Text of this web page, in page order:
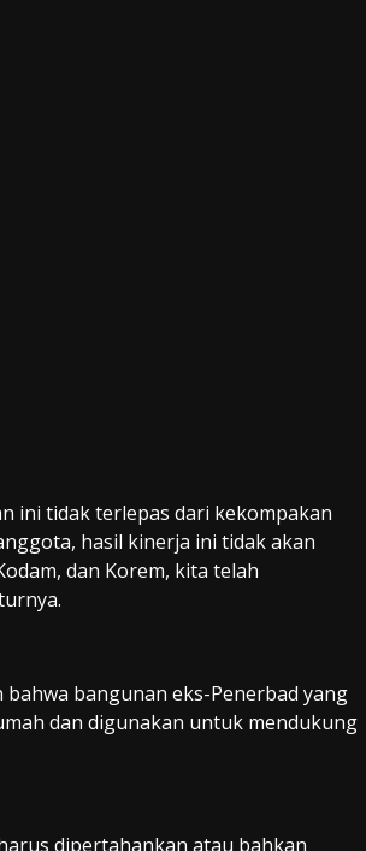
ini tidak terlepas dari kekompakan
hasil kinerja ini tidak akan
dan Korem, kita telah
bangunan eks-Penerbad yang
dan digunakan untuk mendukung
dipertahankan atau bahkan